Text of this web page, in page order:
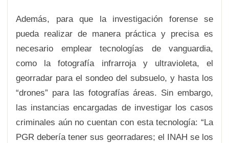
Además, para que la investigación forense se
pueda realizar de manera práctica y precisa es
necesario emplear tecnologías de vanguardia,
como la fotografía infrarroja y ultravioleta, el
georradar para el sondeo del subsuelo, y hasta los
“drones” para las fotografías áreas. Sin embargo,
las instancias encargadas de investigar los casos
criminales aún no cuentan con esta tecnología: “La
PGR debería tener sus georradares; el INAH se los